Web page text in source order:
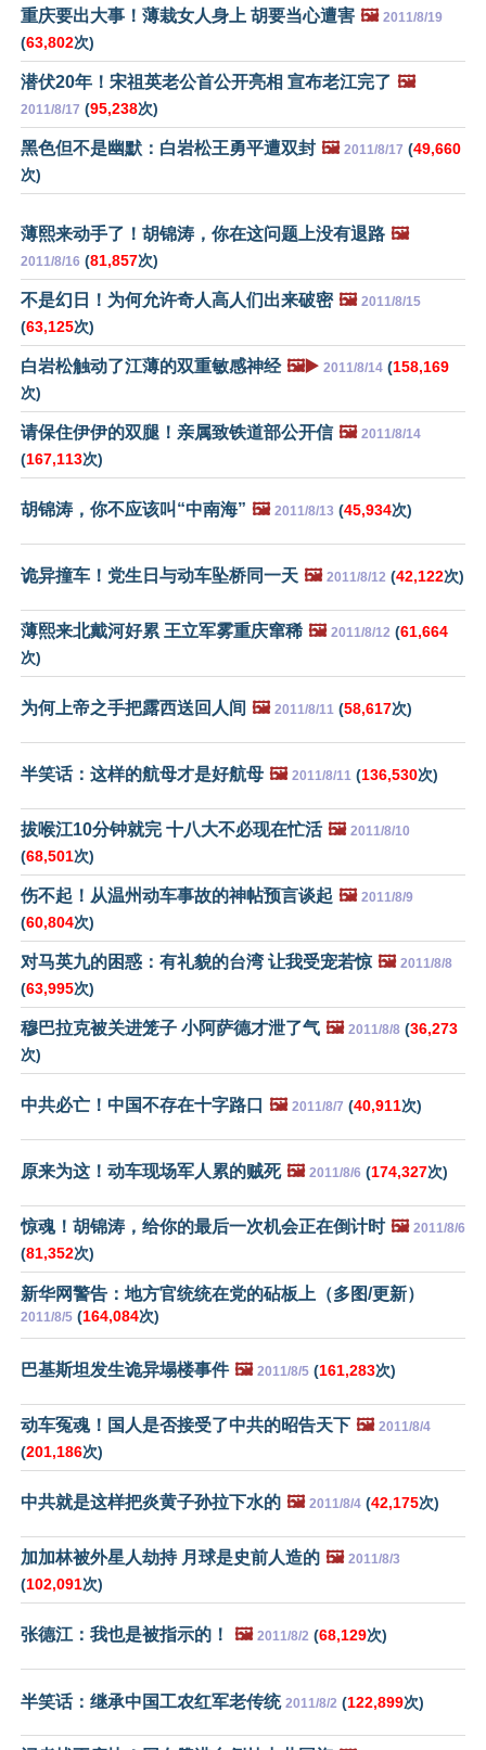
重庆要出大事！薄栽女人身上 胡要当心遭害 🖼️ 2011/8/19
(63,802次)
潜伏20年！宋祖英老公首公开亮相 宣布老江完了 🖼️
2011/8/17 (95,238次)
黑色但不是幽默：白岩松王勇平遭双封 🖼️ 2011/8/17 (49,660
次)
薄熙来动手了！胡锦涛，你在这问题上没有退路 🖼️
2011/8/16 (81,857次)
不是幻日！为何允许奇人高人们出来破密 🖼️ 2011/8/15
(63,125次)
白岩松触动了江薄的双重敏感神经 🖼️▶️ 2011/8/14 (158,169
次)
请保住伊伊的双腿！亲属致铁道部公开信 🖼️ 2011/8/14
(167,113次)
胡锦涛，你不应该叫“中南海” 🖼️ 2011/8/13 (45,934次)
诡异撞车！党生日与动车坠桥同一天 🖼️ 2011/8/12 (42,122次)
薄熙来北戴河好累 王立军雾重庆窜稀 🖼️ 2011/8/12 (61,664
次)
为何上帝之手把露西送回人间 🖼️ 2011/8/11 (58,617次)
半笑话：这样的航母才是好航母 🖼️ 2011/8/11 (136,530次)
拔喉江10分钟就完 十八大不必现在忙活 🖼️ 2011/8/10
(68,501次)
伤不起！从温州动车事故的神帖预言谈起 🖼️ 2011/8/9
(60,804次)
对马英九的困惑：有礼貌的台湾 让我受宠若惊 🖼️ 2011/8/8
(63,995次)
穆巴拉克被关进笼子 小阿萨德才泄了气 🖼️ 2011/8/8 (36,273
次)
中共必亡！中国不存在十字路口 🖼️ 2011/8/7 (40,911次)
原来为这！动车现场军人累的贼死 🖼️ 2011/8/6 (174,327次)
惊魂！胡锦涛，给你的最后一次机会正在倒计时 🖼️ 2011/8/6
(81,352次)
新华网警告：地方官统统在党的砧板上（多图/更新）
2011/8/5 (164,084次)
巴基斯坦发生诡异塌楼事件 🖼️ 2011/8/5 (161,283次)
动车冤魂！国人是否接受了中共的昭告天下 🖼️ 2011/8/4
(201,186次)
中共就是这样把炎黄子孙拉下水的 🖼️ 2011/8/4 (42,175次)
加加林被外星人劫持 月球是史前人造的 🖼️ 2011/8/3
(102,091次)
张德江：我也是被指示的！ 🖼️ 2011/8/2 (68,129次)
半笑话：继承中国工农红军老传统 2011/8/2 (122,899次)